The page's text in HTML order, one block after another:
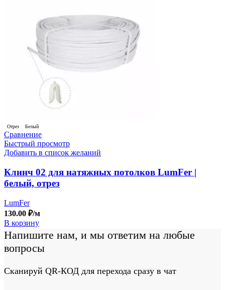
Отрез Белый
Сравнение
Быстрый просмотр
Добавить в список желаний
Клинч 02 для натяжных потолков LumFer |
белый, отрез
LumFer
130.00 ₽/м
В корзину
Напишите нам, и мы ответим на любые
вопросы
Сканируй QR-КОД для перехода сразу в чат